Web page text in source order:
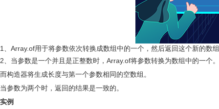
1、Array.of用于将参数依次转换成数组中的一个，然后返回这个新的数
2、当参数是一个并且是正整数时，Array.of将参数转换为数组中的一个。
而构造器将生成长度与第一个参数相同的空数组。
当参数为两个时，返回的结果是一致的。
实例